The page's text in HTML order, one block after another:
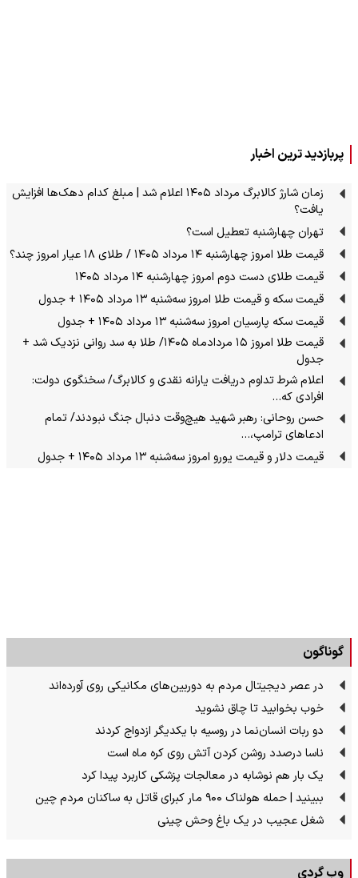
پربازدید ترین اخبار
زمان شارژ کالابرگ مرداد ۱۴۰۵ اعلام شد | مبلغ کدام دهک‌ها افزایش
یافت؟
تهران چهارشنبه تعطیل است؟
قیمت طلا امروز چهارشنبه ۱۴ مرداد ۱۴۰۵ / طلای ۱۸ عیار امروز چند؟
قیمت طلای دست دوم امروز چهارشنبه ۱۴ مرداد ۱۴۰۵
قیمت سکه و قیمت طلا امروز سه‌شنبه ۱۳ مرداد ۱۴۰۵ + جدول
قیمت سکه پارسیان امروز سه‌شنبه ۱۳ مرداد ۱۴۰۵ + جدول
قیمت طلا امروز ۱۵ مردادماه ۱۴۰۵/ طلا به سد روانی نزدیک شد +
جدول
اعلام شرط تداوم دریافت یارانه نقدی و کالابرگ/ سخنگوی دولت:
افرادی که…
حسن روحانی: رهبر شهید هیچ‌وقت دنبال جنگ نبودند/ تمام
ادعاهای ترامپ،…
قیمت دلار و قیمت یورو امروز سه‌شنبه ۱۳ مرداد ۱۴۰۵ + جدول
گوناگون
در عصر دیجیتال مردم به دوربین‌های مکانیکی روی آورده‌اند
خوب بخوابید تا چاق نشوید
دو ربات انسان‌نما در روسیه با یکدیگر ازدواج کردند
ناسا درصدد روشن کردن آتش روی کره ماه است
یک بار هم نوشابه در معالجات پزشکی کاربرد پیدا کرد
ببینید | حمله هولناک ۹۰۰ مار کبرای قاتل به ساکنان مردم چین
شغل عجیب در یک باغ وحش چینی
وب گردی